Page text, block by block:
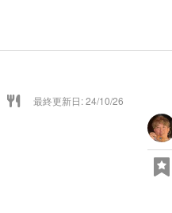
最終更新日: 24/10/26